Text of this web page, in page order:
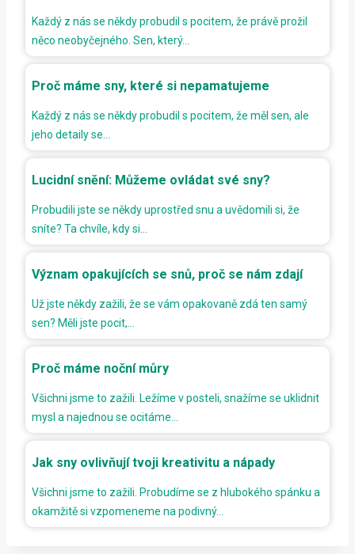
Každý z nás se někdy probudil s pocitem, že právě prožil
něco neobyčejného. Sen, který…
Proč máme sny, které si nepamatujeme
Každý z nás se někdy probudil s pocitem, že měl sen, ale
jeho detaily se…
Lucidní snění: Můžeme ovládat své sny?
Probudili jste se někdy uprostřed snu a uvědomili si, že
sníte? Ta chvíle, kdy si…
Význam opakujících se snů, proč se nám zdají
Už jste někdy zažili, že se vám opakovaně zdá ten samý
sen? Měli jste pocit,…
Proč máme noční můry
Všichni jsme to zažili. Ležíme v posteli, snažíme se uklidnit
mysl a najednou se ocitáme…
Jak sny ovlivňují tvoji kreativitu a nápady
Všichni jsme to zažili. Probudíme se z hlubokého spánku a
okamžitě si vzpomeneme na podivný…